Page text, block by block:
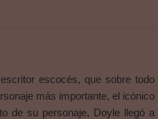
escocés, que sobre todo
más importante, el icónico
de su personaje, Doyle llegó a